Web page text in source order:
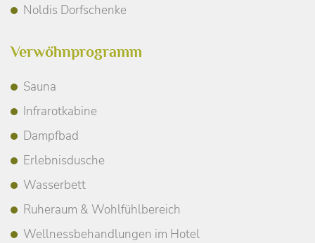
Noldis Dorfschenke
Verwöhnprogramm
Sauna
Infrarotkabine
Dampfbad
Erlebnisdusche
Wasserbett
Ruheraum & Wohlfühlbereich
Wellnessbehandlungen im Hotel